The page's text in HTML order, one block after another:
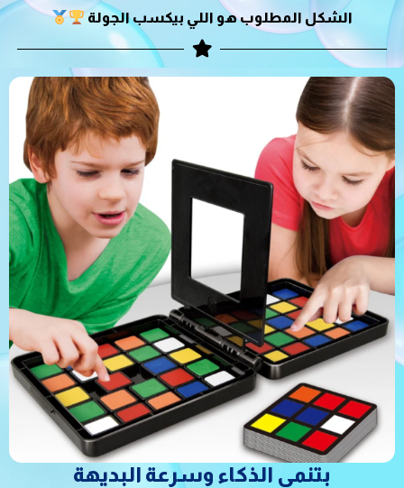
الشكل المطلوب هو اللي بيكسب الجولة
بتنمي الذكاء وسرعة البديهة